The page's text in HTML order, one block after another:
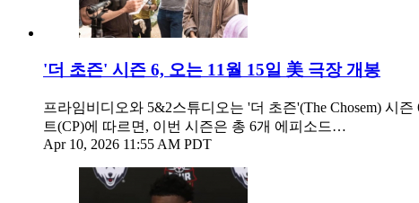
'더 초즌' 시즌 6, 오는 11월 15일 美 극장 개봉
프라임비디오와 5&2스튜디오는 '더 초즌'(The Chosem) 시
트(CP)에 따르면, 이번 시즌은 총 6개 에피소드…
Apr 10, 2026 11:55 AM PDT